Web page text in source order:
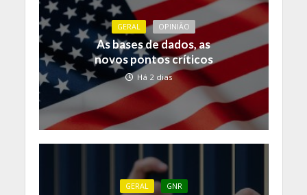
GERAL OPINIÃO
As bases de dados, as
novos pontos críticos
Há 2 dias
GERAL GNR